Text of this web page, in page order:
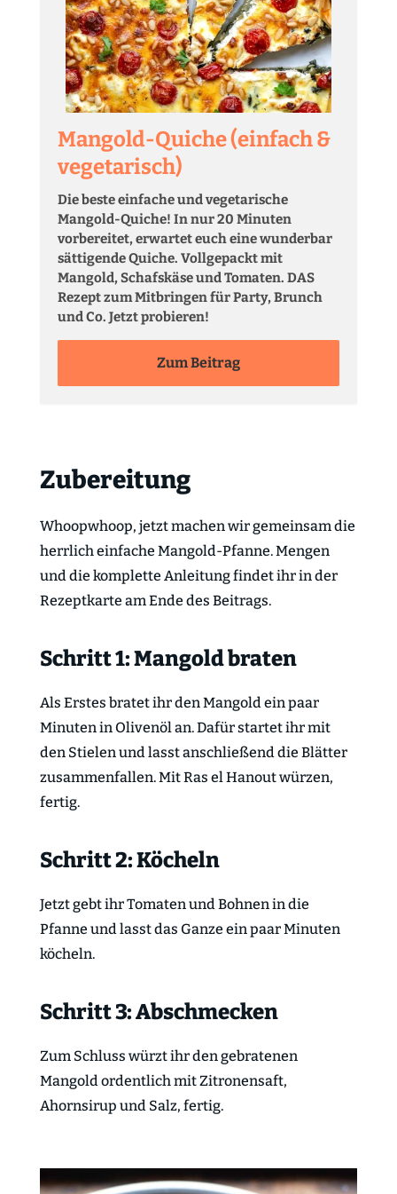
Mangold-Quiche (einfach &
vegetarisch)
Die beste einfache und vegetarische
Mangold-Quiche! In nur 20 Minuten
vorbereitet, erwartet euch eine wunderbar
sättigende Quiche. Vollgepackt mit
Mangold, Schafskäse und Tomaten. DAS
Rezept zum Mitbringen für Party, Brunch
und Co. Jetzt probieren!
Zum Beitrag
Zubereitung
Whoopwhoop, jetzt machen wir gemeinsam die
herrlich einfache Mangold-Pfanne. Mengen
und die komplette Anleitung findet ihr in der
Rezeptkarte am Ende des Beitrags.
Schritt 1: Mangold braten
Als Erstes bratet ihr den Mangold ein paar
Minuten in Olivenöl an. Dafür startet ihr mit
den Stielen und lasst anschließend die Blätter
zusammenfallen. Mit Ras el Hanout würzen,
fertig.
Schritt 2: Köcheln
Jetzt gebt ihr Tomaten und Bohnen in die
Pfanne und lasst das Ganze ein paar Minuten
köcheln.
Schritt 3: Abschmecken
Zum Schluss würzt ihr den gebratenen
Mangold ordentlich mit Zitronensaft,
Ahornsirup und Salz, fertig.